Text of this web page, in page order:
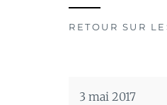
RETOUR SUR
3 mai 2017